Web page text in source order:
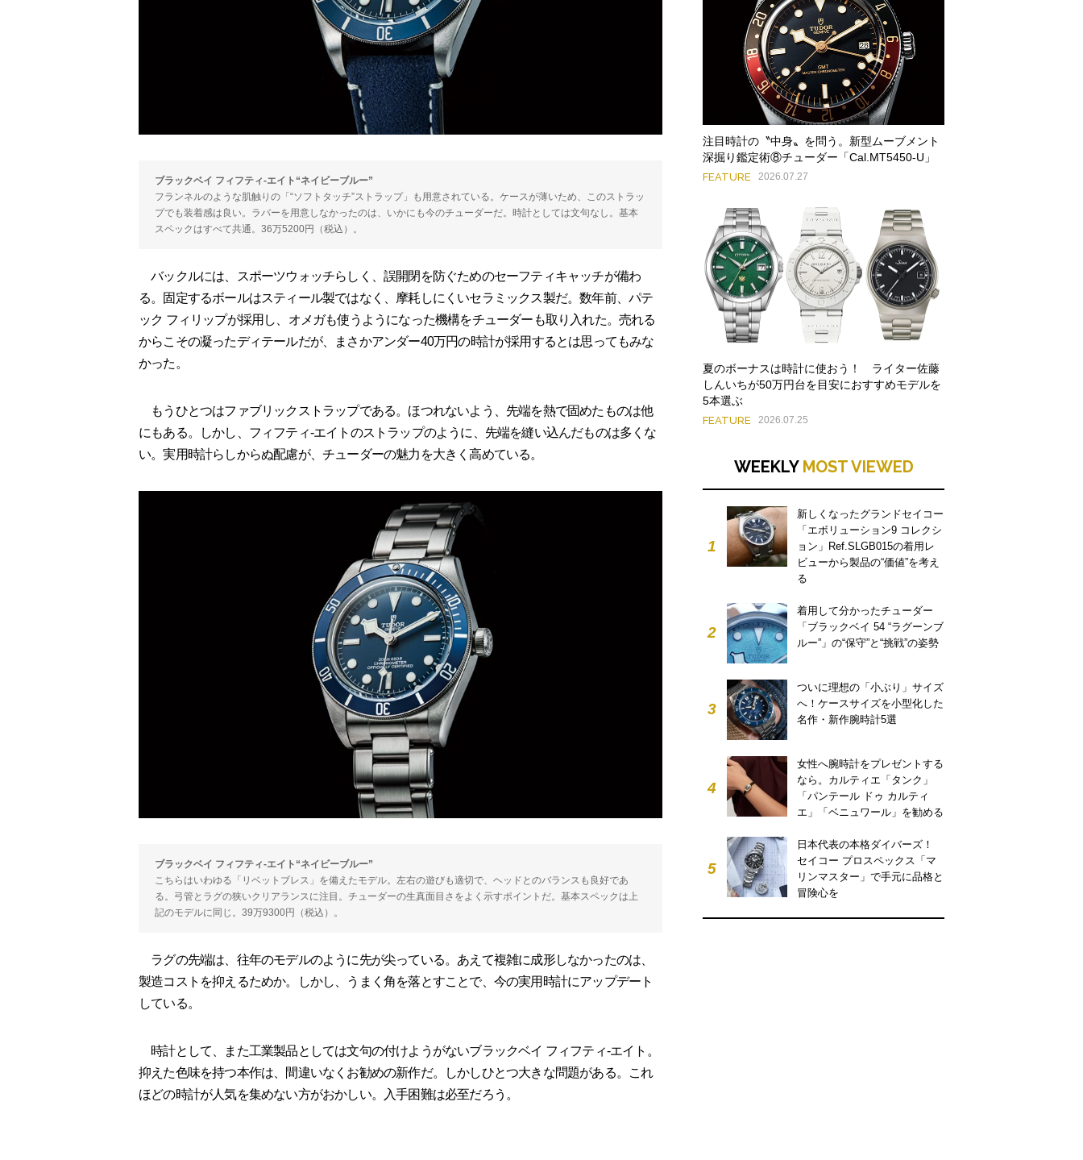
ブラックベイ フィフティ-エイト“ネイビーブルー”
フランネルのような肌触りの「“ソフトタッチ”ストラップ」も用意されている。ケースが薄いため、このストラッ
プでも装着感は良い。ラバーを用意しなかったのは、いかにも今のチューダーだ。時計としては文句なし。基本
スペックはすべて共通。36万5200円（税込）。
バックルには、スポーツウォッチらしく、誤開閉を防ぐためのセーフティキャッチが備わ
る。固定するボールはスティール製ではなく、摩耗しにくいセラミックス製だ。数年前、パテ
ック フィリップが採用し、オメガも使うようになった機構をチューダーも取り入れた。売れる
からこその凝ったディテールだが、まさかアンダー40万円の時計が採用するとは思ってもみな
かった。
もうひとつはファブリックストラップである。ほつれないよう、先端を熱で固めたものは他
にもある。しかし、フィフティ-エイトのストラップのように、先端を縫い込んだものは多くな
い。実用時計らしからぬ配慮が、チューダーの魅力を大きく高めている。
ブラックベイ フィフティ-エイト“ネイビーブルー”
こちらはいわゆる「リベットブレス」を備えたモデル。左右の遊びも適切で、ヘッドとのバランスも良好であ
る。弓管とラグの狭いクリアランスに注目。チューダーの生真面目さをよく示すポイントだ。基本スペックは上
記のモデルに同じ。39万9300円（税込）。
ラグの先端は、往年のモデルのように先が尖っている。あえて複雑に成形しなかったのは、
製造コストを抑えるためか。しかし、うまく角を落とすことで、今の実用時計にアップデート
している。
時計として、また工業製品としては文句の付けようがないブラックベイ フィフティ-エイト。
抑えた色味を持つ本作は、間違いなくお勧めの新作だ。しかしひとつ大きな問題がある。これ
ほどの時計が人気を集めない方がおかしい。入手困難は必至だろう。
注目時計の〝中身〟を問う。新型ムーブメント
深掘り鑑定術⑧チューダー「Cal.MT5450-U」
FEATURE 2026.07.27
夏のボーナスは時計に使おう！ ライター佐藤
しんいちが50万円台を目安におすすめモデルを
5本選ぶ
FEATURE 2026.07.25
WEEKLY MOST VIEWED
1
新しくなったグランドセイコー
「エボリューション9 コレクシ
ョン」Ref.SLGB015の着用レ
ビューから製品の“価値”を考え
る
2
着用して分かったチューダー
「ブラックベイ 54 “ラグーンブ
ルー”」の“保守”と“挑戦”の姿勢
3
ついに理想の「小ぶり」サイズ
へ！ケースサイズを小型化した
名作・新作腕時計5選
4
女性へ腕時計をプレゼントする
なら。カルティエ「タンク」
「パンテール ドゥ カルティ
エ」「ベニュワール」を勧める
5
日本代表の本格ダイバーズ！
セイコー プロスペックス「マ
リンマスター」で手元に品格と
冒険心を